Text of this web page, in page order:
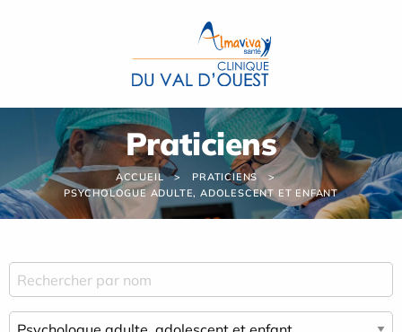
Praticiens
ACCUEIL
PRATICIENS
PSYCHOLOGUE ADULTE, ADOLESCENT ET ENFANT